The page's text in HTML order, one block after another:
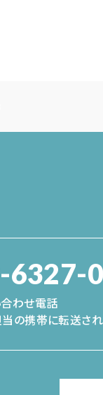
6327-
わせ電話
の携帯に転送され